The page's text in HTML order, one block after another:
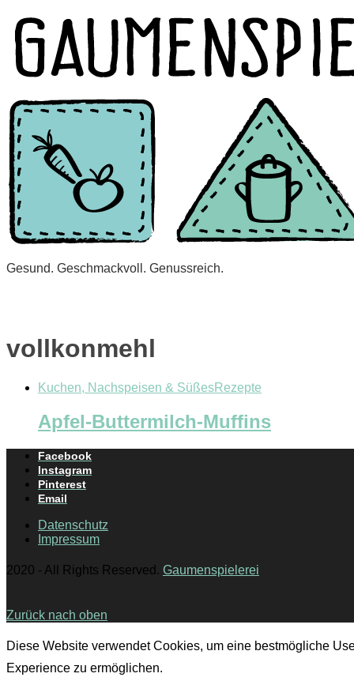
Gesund. Geschmackvoll. Genussreich.
vollkonmehl
Kuchen, Nachspeisen & SüßesRezepte
Apfel-Buttermilch-Muffins
Facebook
Instagram
Pinterest
Email
Datenschutz
Impressum
2020 - All Rights Reserved. Gaumenspielerei
Zurück nach oben
Diese Website verwendet Cookies, um eine bestmögliche
Experience zu ermöglichen.